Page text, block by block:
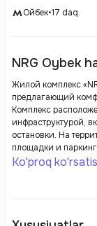
Ойбек•17 daq.
NRG Oybek
Жилой комплекс
предлагающий
Комплекс
инфраструктурой,
остановки. На
площадки и
функциональность,
Ko'proq